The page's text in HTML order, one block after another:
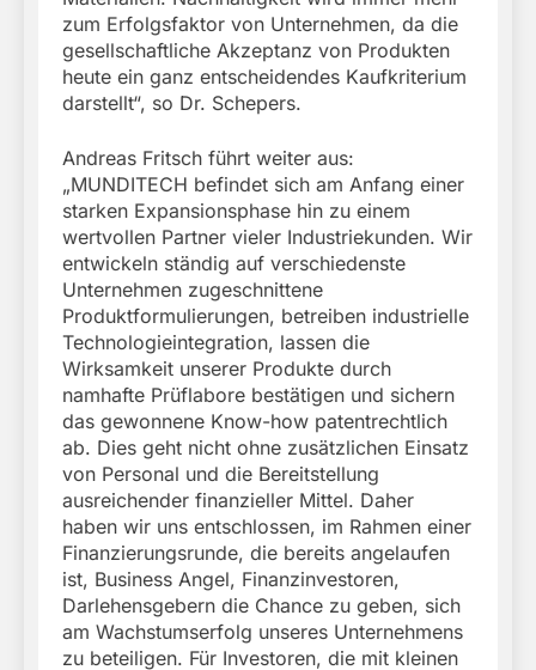
zum Erfolgsfaktor von Unternehmen, da die
gesellschaftliche Akzeptanz von Produkten
heute ein ganz entscheidendes Kaufkriterium
darstellt“, so Dr. Schepers.
Andreas Fritsch führt weiter aus:
„MUNDITECH befindet sich am Anfang einer
starken Expansionsphase hin zu einem
wertvollen Partner vieler Industriekunden. Wir
entwickeln ständig auf verschiedenste
Unternehmen zugeschnittene
Produktformulierungen, betreiben industrielle
Technologieintegration, lassen die
Wirksamkeit unserer Produkte durch
namhafte Prüflabore bestätigen und sichern
das gewonnene Know-how patentrechtlich
ab. Dies geht nicht ohne zusätzlichen Einsatz
von Personal und die Bereitstellung
ausreichender finanzieller Mittel. Daher
haben wir uns entschlossen, im Rahmen einer
Finanzierungsrunde, die bereits angelaufen
ist, Business Angel, Finanzinvestoren,
Darlehensgebern die Chance zu geben, sich
am Wachstumserfolg unseres Unternehmens
zu beteiligen. Für Investoren, die mit kleinen